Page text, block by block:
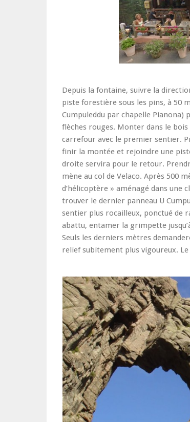
Depuis la fontaine, suivre la
piste forestière sous les pins, à 50
Cumpuleddu par chapelle Pianona)
flèches rouges. Monter dans le
carrefour avec le premier sentier.
finir la montée et rejoindre une
droite servira pour le retour.
mène au col de Velaco. Après 500
d’hélicoptère » aménagé dans
trouver le dernier panneau U
sentier plus rocailleux, ponctué de
abattu, entamer la grimpette
Seuls les derniers mètres
relief subitement plus vigoureux.